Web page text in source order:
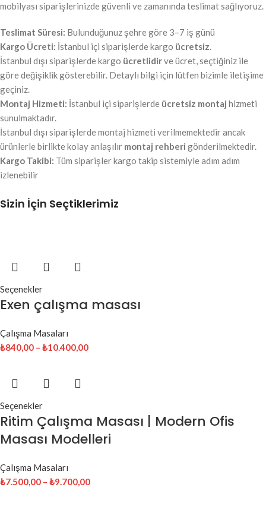
mobilyası siparişlerinizde güvenli ve zamanında teslimat sağlıyoruz.
Teslimat Süresi: Bulunduğunuz şehre göre 3–7 iş günü
Kargo Ücreti: İstanbul içi siparişlerde kargo ücretsiz.
İstanbul dışı siparişlerde kargo ücretlidirve ücret, seçtiğiniz ile
göre değişiklik gösterebilir. Detaylı bilgi için lütfen bizimle iletişime
geçiniz.
Montaj Hizmeti: İstanbul içi siparişlerde ücretsiz montaj hizmeti
sunulmaktadır.
İstanbul dışı siparişlerde montaj hizmeti verilmemektedir ancak
ürünlerle birlikte kolay anlaşılır montaj rehberi gönderilmektedir.
Kargo Takibi: Tüm siparişler kargo takip sistemiyle adım adım
izlenebilir
Sizin İçin Seçtiklerimiz
Seçenekler
Exen çalışma masası
Çalışma Masaları
₺840,00 – ₺10.400,00
Seçenekler
Ritim Çalışma Masası | Modern Ofis
Masası Modelleri
Çalışma Masaları
₺7.500,00 – ₺9.700,00